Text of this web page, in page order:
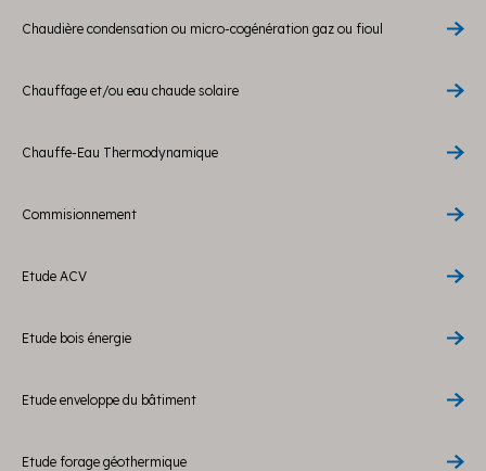
Chaudière condensation ou micro-cogénération gaz ou fioul
Chauffage et/ou eau chaude solaire
Chauffe-Eau Thermodynamique
Commisionnement
Etude ACV
Etude bois énergie
Etude enveloppe du bâtiment
Etude forage géothermique